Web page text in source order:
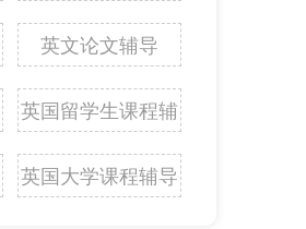
英文论文辅导
英国留学生课程辅
导
英国大学课程辅导